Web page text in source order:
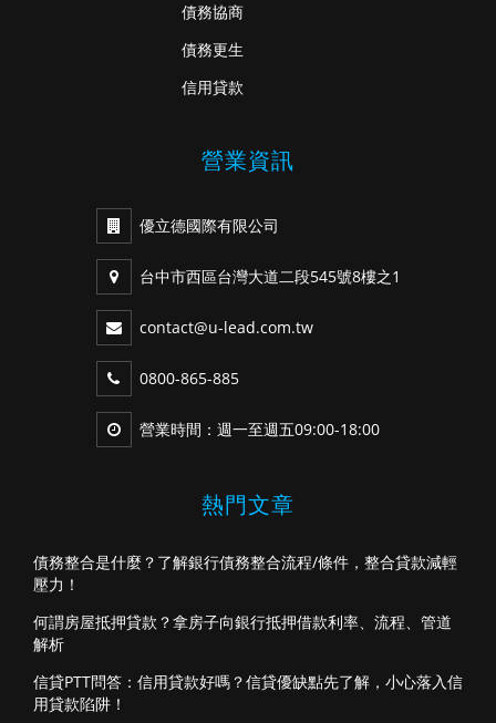
債務協商
債務更生
信用貸款
營業資訊
優立德國際有限公司
台中市西區台灣大道二段545號8樓之1
contact@u-lead.com.tw
0800-865-885
營業時間：週一至週五09:00-18:00
熱門文章
債務整合是什麼？了解銀行債務整合流程/條件，整合貸款減輕
壓力！
何謂房屋抵押貸款？拿房子向銀行抵押借款利率、流程、管道
解析
信貸PTT問答：信用貸款好嗎？信貸優缺點先了解，小心落入信
用貸款陷阱！